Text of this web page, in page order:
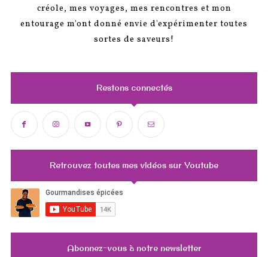
créole, mes voyages, mes rencontres et mon
entourage m'ont donné envie d'expérimenter toutes
sortes de saveurs!
Restons connectés
Retrouvez toutes mes vidéos sur Youtube
Abonnez-vous à notre newsletter